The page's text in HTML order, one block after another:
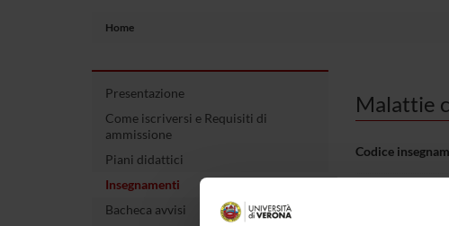
Home
Presentazione
Come iscriversi e Requisiti di
ammissione
Piani didattici
Insegnamenti
Bacheca avvisi
Malattie
Codice